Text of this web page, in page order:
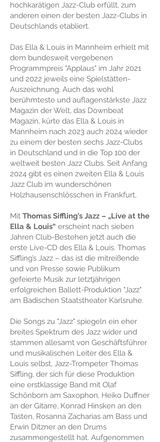
hochkarätigen Jazz-Club erfüllt, zum
anderen einen der besten Jazz-Clubs in
Deutschlands etabliert.
Das Ella & Louis in Mannheim erhielt mit
dem bundesweit vergebenen
Programmpreis "Applaus" im Jahr 2021
und 2022 jeweils eine Spielstätten-
Auszeichnung. Auch das wohl
berühmteste und auflagenstärkste Jazz
Magazin der Welt, das Downbeat
Magazin, kürte das Ella & Louis in
Mannheim nach 2023 auch 2024 wieder
zu einem der besten sechs Jazz-Clubs
in Deutschland und in die Top 100 der
weltweit besten Jazz Clubs. Seit Anfang
2024 gibt es einen zweiten Ella & Louis
Jazz Club im wunderschönen
Holzhausenschlösschen in Frankfurt,
Mit Thomas Siffling’s Jazz – „Live at the
Ella & Louis“ erscheint nach sieben
Jahren Club-Bestehen jetzt auch die
erste Live-CD des Ella & Louis. Thomas
Siffling’s Jazz – das ist die mitreißende
und von Presse sowie Publikum
gefeierte Musik zur letztjährigen
erfolgreichen Ballett-Produktion "Jazz"
am Badischen Staatstheater Karlsruhe.
Die Songs zu "Jazz" spiegeln ein eher
breites Spektrum des Jazz wider und
stammen allesamt von Geschäftsführer
und musikalischen Leiter des Ella &
Louis selbst, Jazz-Trompeter Thomas
Siffling, der sich für diese Produktion
eine erstklassige Band mit Olaf
Schönborn am Saxophon, Heiko Duffner
an der Gitarre, Konrad Hinsken an den
Tasten, Rosanna Zacharias am Bass und
Erwin Ditzner an den Drums
zusammengestellt hat. Aufgenommen